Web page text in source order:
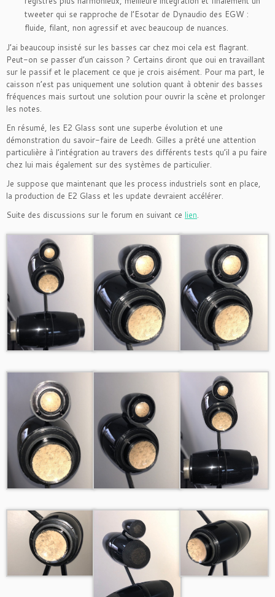
tweeter qui se rapproche de l’Esotar de Dynaudio des EGW :
fluide, filant, non agressif et avec beaucoup de nuances.
J’ai beaucoup insisté sur les basses car chez moi cela est flagrant.
Peut-on se passer d’un caisson ? Certains diront que oui en travaillant
sur le passif et le placement ce que je crois aisément. Pour ma part, le
caisson n’est pas uniquement une solution quant à obtenir des basses
fréquences mais surtout une solution pour ouvrir la scène et prolonger
les notes.
En résumé, les E2 Glass sont une superbe évolution et une
démonstration du savoir-faire de Leedh. Gilles a prêté une attention
particulière à l’intégration au travers des différents tests qu’il a pu faire
chez lui mais également sur des systèmes de particulier.
Je suppose que maintenant que les process industriels sont en place,
la production de E2 Glass et les update devraient accélérer.
Suite des discussions sur le forum en suivant ce lien.